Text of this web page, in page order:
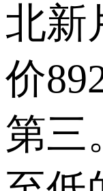
北新
价
第三